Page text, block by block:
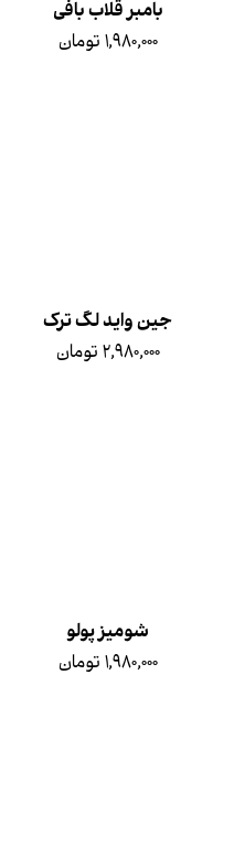
بامبر قلاب بافی
۱,۹۸۰,۰۰۰ تومان
جین واید لگ ترک
۲,۹۸۰,۰۰۰ تومان
شومیز پولو
۱,۹۸۰,۰۰۰ تومان